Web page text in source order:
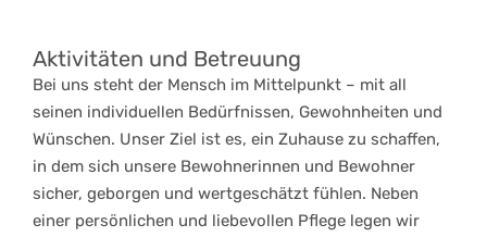
Aktivitäten und Betreuung
Bei uns steht der Mensch im Mittelpunkt – mit all
seinen individuellen Bedürfnissen, Gewohnheiten und
Wünschen. Unser Ziel ist es, ein Zuhause zu schaffen,
in dem sich unsere Bewohnerinnen und Bewohner
sicher, geborgen und wertgeschätzt fühlen. Neben
einer persönlichen und liebevollen Pflege legen wir